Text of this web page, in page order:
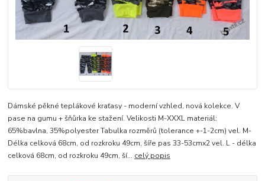
Dámské pěkné teplákové kraťasy - moderní vzhled, nová kolekce. V
pase na gumu + šňůrka ke stažení. Velikosti M-XXXL materiál:
65%bavlna, 35%polyester Tabulka rozměrů (tolerance +-1-2cm) vel. M-
Délka celková 68cm, od rozkroku 49cm, šíře pas 33-53cmx2 vel. L - délka
celková 68cm, od rozkroku 49cm, ší... celý popis